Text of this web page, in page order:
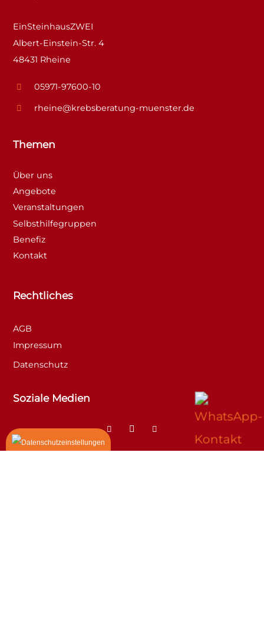
EinSteinhausZWEI
Albert-Einstein-Str. 4
48431 Rheine
05971-97600-10
rheine@krebsberatung-muenster.de
Themen
Über uns
Angebote
Veranstaltungen
Selbsthilfegruppen
Benefiz
Kontakt
Rechtliches
AGB
Impressum
Datenschutz
Soziale Medien